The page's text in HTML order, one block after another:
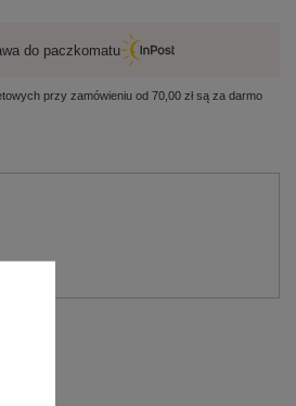
do paczkomatu
przy zamówieniu od70,00 złsą za darmo